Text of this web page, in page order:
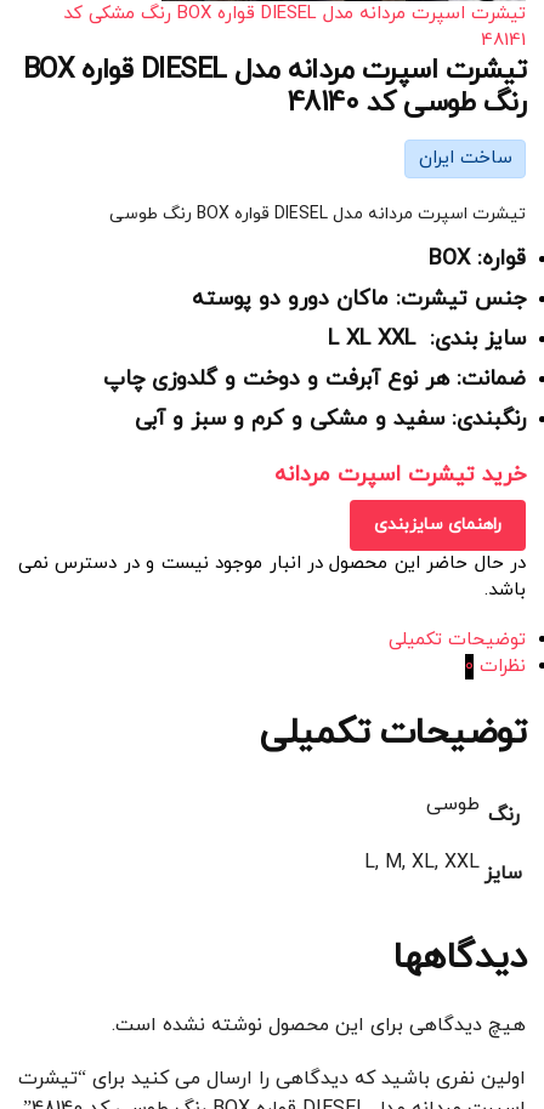
تیشرت اسپرت مردانه مدل DIESEL قواره BOX رنگ مشکی کد
48141
تیشرت اسپرت مردانه مدل DIESEL قواره BOX
رنگ طوسی کد 48140
ساخت ایران
تیشرت اسپرت مردانه مدل DIESEL قواره BOX رنگ طوسی
قواره: BOX
جنس تیشرت: ماکان دورو دو پوسته
سایز بندی: L XL XXL
ضمانت: هر نوع آبرفت و دوخت و گلدوزی چاپ
رنگبندی: سفید و مشکی و کرم و سبز و آبی
خرید تیشرت اسپرت مردانه
راهنمای سایزبندی
در حال حاضر این محصول در انبار موجود نیست و در دسترس نمی
باشد.
توضیحات تکمیلی
نظرات 0
توضیحات تکمیلی
رنگ طوسی
سایز L, M, XL, XXL
دیدگاهها
هیچ دیدگاهی برای این محصول نوشته نشده است.
اولین نفری باشید که دیدگاهی را ارسال می کنید برای “تیشرت